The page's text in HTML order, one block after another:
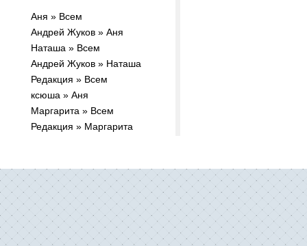
Аня » Всем
Андрей Жуков » Аня
Наташа » Всем
Андрей Жуков » Наташа
Редакция » Всем
ксюша » Аня
Маргарита » Всем
Редакция » Маргарита